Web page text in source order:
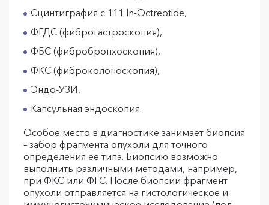
Сцинтиграфия с 111 In-Octreotide,
ФГДС (фиброгастроскопия),
ФБС (фибробронхоскопия),
ФКС (фиброколоноскопия),
Эндо-УЗИ,
Капсульная эндоскопия.
Особое место в диагностике занимает биопсия
– забор фрагмента опухоли для точного
определения ее типа. Биопсию возможно
выполнить различными методами, например,
при ФКС или ФГС. После биопсии фрагмент
опухоли отправляется на гистологическое и